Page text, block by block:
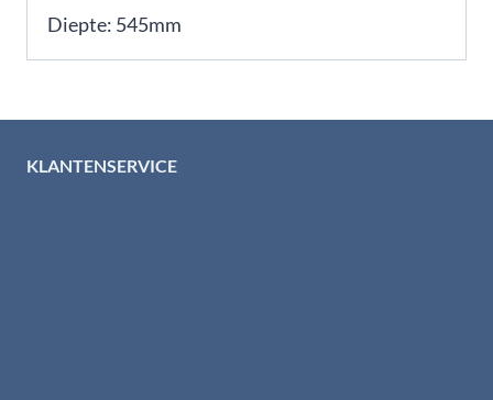
Diepte: 545mm
KLANTENSERVICE